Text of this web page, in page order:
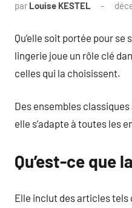
par Louise KESTEL
Qu’elle soit portée pour
lingerie joue un rôle clé
celles qui la choisissent.
Des ensembles
elle s’adapte à toutes les
Qu’est-ce que
Elle inclut des articles tels